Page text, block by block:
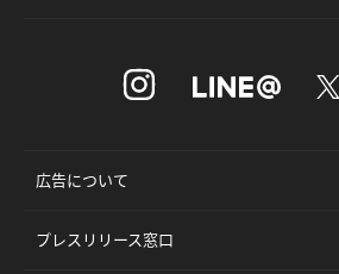
広告について
プレスリリース窓口